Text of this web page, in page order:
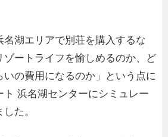
湖エリアで別荘を購入するな
ゾートライフを愉しめるのか、ど
いの費用になるのか」という点に
ト 浜名湖センターにシミュレー
た。